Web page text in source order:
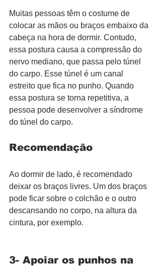
Muitas pessoas têm o costume de
colocar as mãos ou braços embaixo da
cabeça na hora de dormir. Contudo,
essa postura causa a compressão do
nervo mediano, que passa pelo túnel
do carpo. Esse túnel é um canal
estreito que fica no punho. Quando
essa postura se torna repetitiva, a
pessoa pode desenvolver a síndrome
do túnel do carpo.
Recomendação
Ao dormir de lado, é recomendado
deixar os braços livres. Um dos braços
pode ficar sobre o colchão e o outro
descansando no corpo, na altura da
cintura, por exemplo.
3- Apoiar os punhos na